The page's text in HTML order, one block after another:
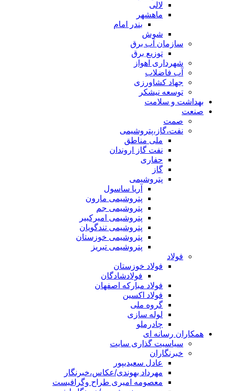
لالی
ماهشهر
بندر امام
شوش
سازمان آب برق
توزیع برق
شهرداری اهواز
آب فاضلاب
جهاد کشاورزی
توسعه نیشکر
بهداشت و سلامت
صنعت
صمت
نفت،گاز،پتروشیمی
ملی مناطق
نفت گاز اروندان
حفاری
گاز
پتروشیمی
آریا ساسول
پتروشیمی مارون
پتروشیمی جم
پتروشیمی امیرکبیر
پتروشیمی تندگویان
پتروشیمی خوزستان
پتروشیمی تبریز
فولاد
فولاد خوزستان
فولادشادگان
فولاد مبارکه اصفهان
فولاد اکسین
گروه ملی
لوله سازی
چادرملو
همکاران رسانه ای
سیاسیت گذاری سایت
خبرنگاران
عادل سعیدیپور
مهرداد بهوندی/عکاس،خبرنگار
معصومه امیری طراح وگرافیست